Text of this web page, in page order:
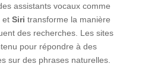
assistants vocaux comme
et Siri transforme la manière
des recherches. Les sites
pour répondre à des
sur des phrases naturelles.